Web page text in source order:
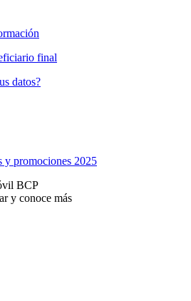
final
datos?
y promociones 2025
BCP
y conoce más